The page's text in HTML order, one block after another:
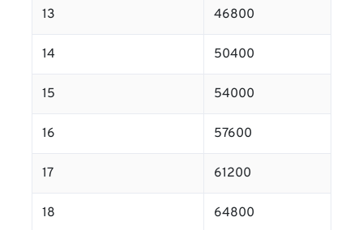
13 46800
14 50400
15 54000
16 57600
17 61200
18 64800